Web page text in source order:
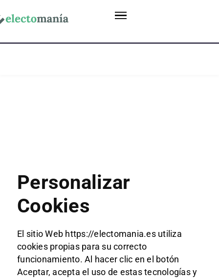
Personalizar
Cookies
El sitio Web https://electomania.es utiliza
cookies propias para su correcto
funcionamiento. Al hacer clic en el botón
Aceptar, acepta el uso de estas tecnologías y